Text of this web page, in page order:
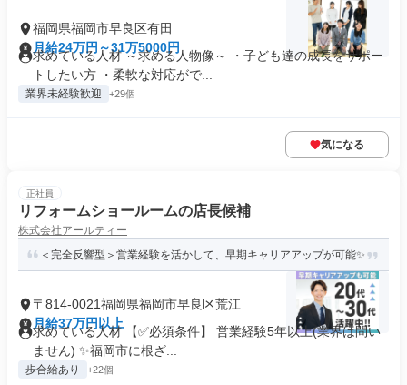
福岡県福岡市早良区有田
月給24万円～31万5000円
求めている人材 ～求める人物像～ ・子ども達の成長をサポー
トしたい方 ・柔軟な対応がで...
業界未経験歓迎 +29個
気になる
正社員
リフォームショールームの店長候補
株式会社アールティー
＜完全反響型＞営業経験を活かして、早期キャリアアップが可能✨
〒814-0021福岡県福岡市早良区荒江
月給37万円以上
求めている人材 【✅必須条件】 営業経験5年以上(業界は問い
ません) ✨福岡市に根ざ...
歩合給あり +22個